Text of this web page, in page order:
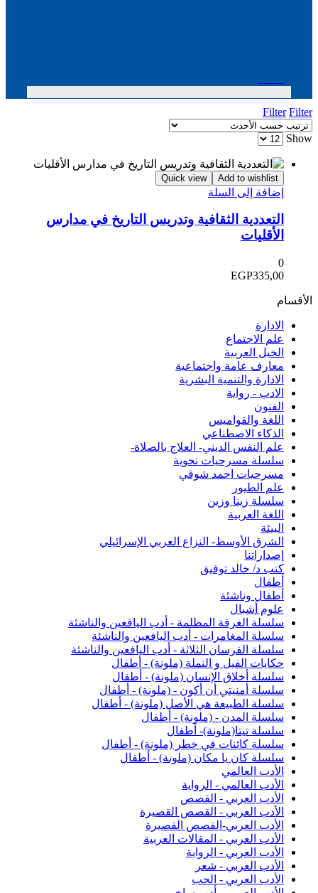
Filter Filter
Show
Add to wishlist
Quick view
إضافة إلى السلة
التعددية الثقافية وتدريس التاريخ في مدارس
الأقليات
0
EGP335,00
الأقسام
الادارة
علم الاجتماع
الخيل العربية
معارف عامة واجتماعية
الادارة والتنمية البشرية
الادب - رواية
الفنون
اللغة والقواميس
الذكاء الاصطناعي
علم النفس الديني- العلاج بالصلاة-
سلسلة مسرحيات نحوية
مسرحيات احمد شوقي
علم الطيور
سلسلة زينا وزين
اللغة العربية
البيئة
الشرق الأوسط- النزاع العربي الإسرائيلي
إصداراتنا
كتب د/ خالد توفيق
أطفال
أطفال وناشئة
علوم أشبال
سلسلة الغرفة المظلمة - أدب اليافعين والناشئة
سلسلة المغامرات - أدب اليافعين والناشئة
سلسلة الفرسان الثلاثة - أدب اليافعين والناشئة
حكايات الفيل و النملة (ملونة) - أطفال
سلسلة أخلاق الإنسان (ملونة) - أطفال
سلسلة أمنيتي أن أكون - (ملونة) - أطفال
سلسلة الطبيعة هي الأصل (ملونة) - أطفال
سلسلة المدن - (ملونة) - أطفال
سلسلة تيتا(ملونة)- أطفال
سلسلة كائنات في خطر (ملونة) - أطفال
سلسلة كان يا مكان (ملونة) - أطفال
الأدب العالمي
الأدب العالمي - الرواية
الأدب العربي - القصص
الأدب العربي - القصص القصيرة
الأدب العربي-القصص القصيرة
الأدب العربي - المقالات العربية
الأدب العربي - الرواية
الأدب العربي - شعر
الأدب العربي - الحب